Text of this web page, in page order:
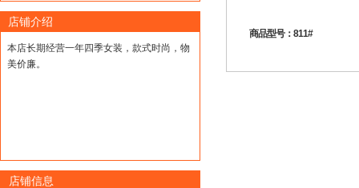
店铺介绍
本店长期经营一年四季女装，款式时尚，物
美价廉。
店铺信息
商品型号：811#